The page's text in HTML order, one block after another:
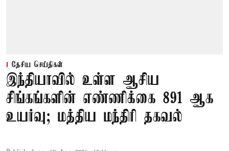
தேசிய செய்திகள்
இந்தியாவில் உள்ள ஆசிய
சிங்கங்களின் எண்ணிக்கை 891 ஆக
உயர்வு; மத்திய மந்திரி தகவல்